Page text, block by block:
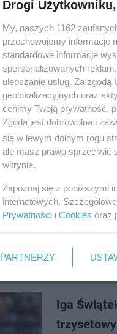
US Open
ćwierćfinał
Iga Świątek
niemal trzy
w pierwszym
US Open
W sobotę 30
Iga
Drogi Użytkowniku,
My, naszych 1162
przechowujemy informacje
standardowe informacje
spersonalizowanych
ulepszanie usług. Za
geolokalizacyjnych oraz
cenimy Twoją prywatność,
Zgoda jest dobrowolna i
się w lewym dolnym rogu
ale masz prawo sprzeciwić
witrynie.
Zapoznaj się z poniższymi
internetowych.
Prywatności i Cookies oraz
PARTNERZY